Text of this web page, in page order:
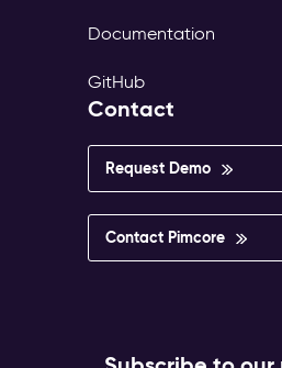
Documentation
GitHub
Contact
Request Demo
Contact Pimcore